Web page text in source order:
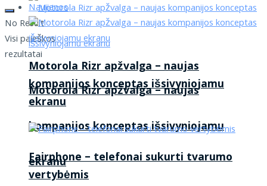
No Result
Visi paieškos
rezultatai
Motorola Rizr apžvalga – naujas
kompanijos konceptas išsivyniojamu
ekranu
Naujienos
Motorola Rizr apžvalga – naujas
kompanijos konceptas išsivyniojamu
ekranu
Fairphone – telefonai sukurti tvarumo
vertybėmis